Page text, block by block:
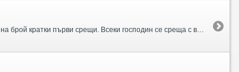
Бързите запознанства събират на едно място равен брой мъже и жени (обикновено между 7 и 15 от всеки пол), които осъществяват много на брой кратки първи срещи. Всеки господин се среща с всяка дама за по 5 или 8 минути и всяка дама се среща с всеки господин.